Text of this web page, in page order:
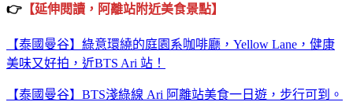
👉️ 【延伸閱讀，阿離站附近美食景點】
【泰國曼谷】綠意環繞的庭園系咖啡廳，Yellow Lane，健康
美味又好拍，近BTS Ari 站！
【泰國曼谷】BTS淺綠線 Ari 阿離站美食一日遊，步行可到。